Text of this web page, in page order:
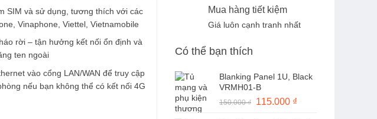
Mua hàng tiết kiệm
Giá luôn cạnh tranh nhất
Có thể bạn thích
Blanking Panel 1U, Black
VRMH01-B
150.000₫
Giá
115.000 ₫
SIM và sử dụng, tương thích với các
Vinaphone, Viettel, Vietnamobile
rời – tận hưởng kết nối ổn định và
ten ngoài
vào cổng LAN/WAN để truy cập
nếu bạn không thể có kết nối 4G
AC1200 Archer MR400 số lượng